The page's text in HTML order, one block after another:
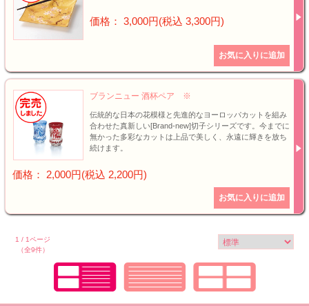
価格： 3,000円(税込 3,300円)
ブランニュー 酒杯ペア ※
伝統的な日本の花模様と先進的なヨーロッパカットを組み
合わせた真新しい[Brand-new]切子シリーズです。今までに
無かった多彩なカットは上品で美しく、永遠に輝きを放ち
続けます。
価格： 2,000円(税込 2,200円)
1 / 1ページ
（全9件）